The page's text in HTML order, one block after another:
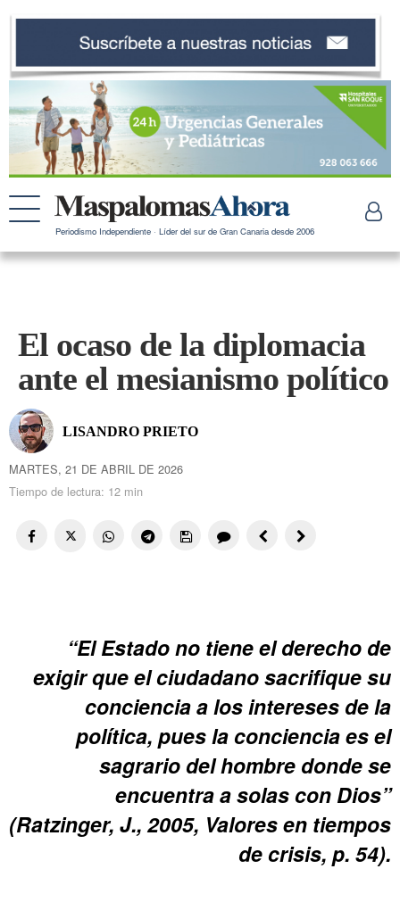
Periodismo Independiente · Líder del sur de Gran Canaria desde 2006
El ocaso de la diplomacia
ante el mesianismo político
LISANDRO PRIETO
MARTES, 21 DE ABRIL DE 2026
Tiempo de lectura: 12 min
“El Estado no tiene el derecho de
exigir que el ciudadano sacrifique su
conciencia a los intereses de la
política, pues la conciencia es el
sagrario del hombre donde se
encuentra a solas con Dios”
(Ratzinger, J., 2005, Valores en tiempos
de crisis, p. 54).